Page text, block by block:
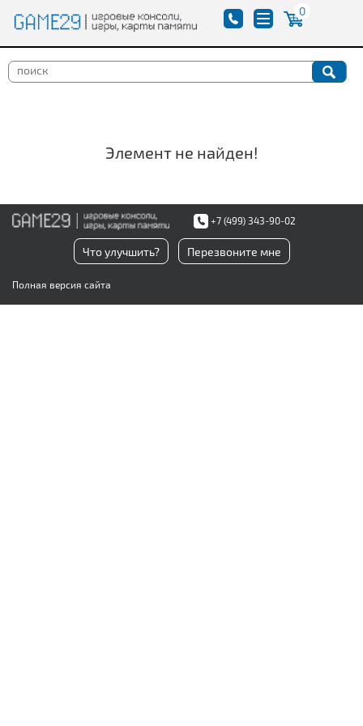
0
Элемент не найден!
+7 (499) 343-90-02
Что улучшить? Перезвоните мне
Полная версия сайта